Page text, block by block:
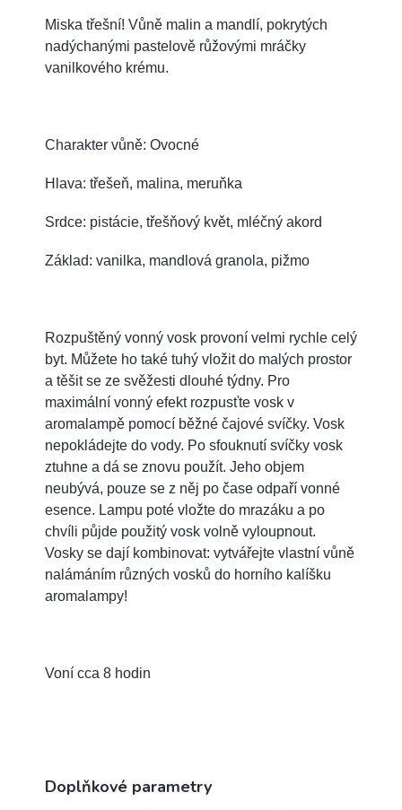
Miska třešní! Vůně malin a mandlí, pokrytých
nadýchanými pastelově růžovými mráčky
vanilkového krému.
Charakter vůně: Ovocné
Hlava: třešeň, malina, meruňka
Srdce: pistácie, třešňový květ, mléčný akord
Základ: vanilka, mandlová granola, pižmo
Rozpuštěný vonný vosk provoní velmi rychle celý
byt. Můžete ho také tuhý vložit do malých prostor
a těšit se ze svěžesti dlouhé týdny. Pro
maximální vonný efekt rozpusťte vosk v
aromalampě pomocí běžné čajové svíčky. Vosk
nepokládejte do vody. Po sfouknutí svíčky vosk
ztuhne a dá se znovu použít. Jeho objem
neubývá, pouze se z něj po čase odpaří vonné
esence. Lampu poté vložte do mrazáku a po
chvíli půjde použitý vosk volně vyloupnout.
Vosky se dají kombinovat: vytvářejte vlastní vůně
nalámáním různých vosků do horního kalíšku
aromalampy!
Voní cca 8 hodin
Doplňkové parametry